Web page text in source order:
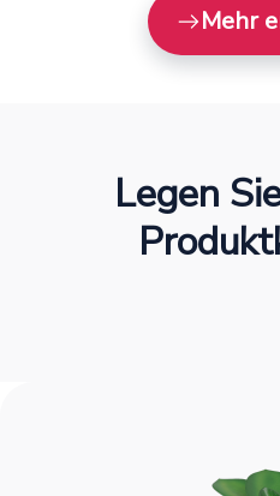
Mehr
Legen